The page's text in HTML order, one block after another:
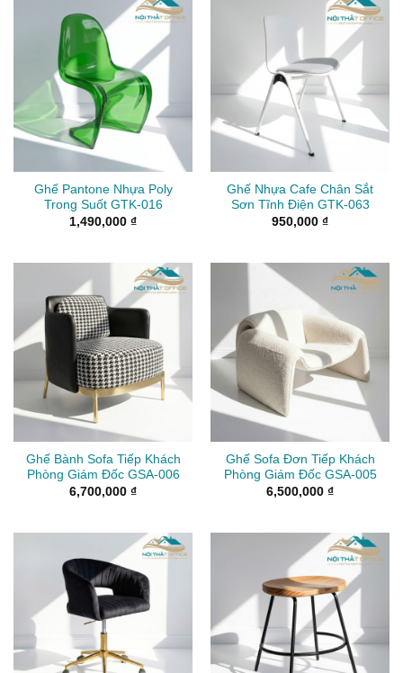
Ghế Pantone Nhựa Poly
Trong Suốt GTK-016
1,490,000 ₫
Ghế Nhựa Cafe Chân Sắt
Sơn Tĩnh Điện GTK-063
950,000 ₫
Ghế Bành Sofa Tiếp Khách
Phòng Giám Đốc GSA-006
6,700,000 ₫
Ghế Sofa Đơn Tiếp Khách
Phòng Giám Đốc GSA-005
6,500,000 ₫